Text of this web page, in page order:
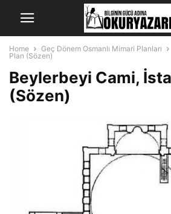
Home Geç Dönem Osmanlı Mimari Planları
Plan (Sözen)
Beylerbeyi Cami,
(Sözen)